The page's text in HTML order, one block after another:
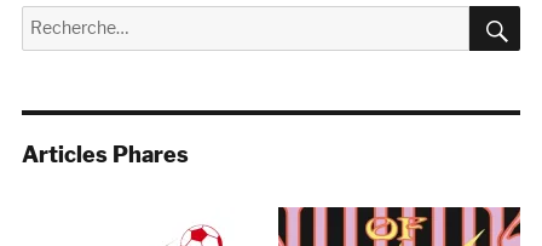
Recherche
pour :
Articles Phares